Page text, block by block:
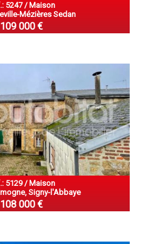
5247 / Maison
Mézières Sedan
109 000 €
5129 / Maison
Signy-l'Abbaye
108 000 €